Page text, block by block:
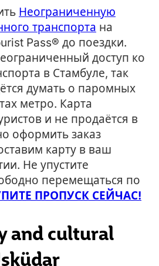
Неограниченную
транспорта на
Pass® до поездки.
доступ ко
в Стамбуле, так
думать о паромных
метро. Карта
и не продаётся в
оформить заказ
карту в ваш
Не упустите
перемещаться по
ПРОПУСК СЕЙЧАС!
and cultural